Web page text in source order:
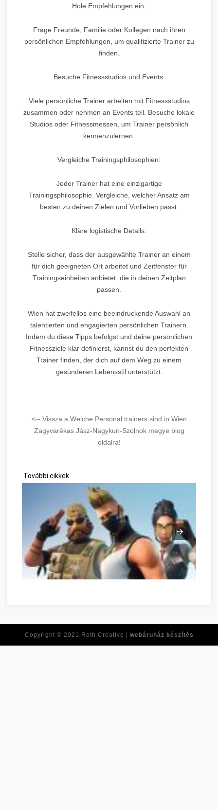
Hole Empfehlungen ein:
Frage Freunde, Familie oder Kollegen nach ihren
persönlichen Empfehlungen, um qualifizierte Trainer zu
finden.
Besuche Fitnessstudios und Events:
Viele persönliche Trainer arbeiten mit Fitnessstudios
zusammen oder nehmen an Events teil. Besuche lokale
Studios oder Fitnessmessen, um Trainer persönlich
kennenzulernen.
Vergleiche Trainingsphilosophien:
Jeder Trainer hat eine einzigartige
Trainingsphilosophie. Vergleiche, welcher Ansatz am
besten zu deinen Zielen und Vorlieben passt.
Kläre logistische Details:
Stelle sicher, dass der ausgewählte Trainer an einem
für dich geeigneten Ort arbeitet und Zeitfenster für
Trainingseinheiten anbietet, die in deinen Zeitplan
passen.
Wien hat zweifellos eine beeindruckende Auswahl an
talentierten und engagierten persönlichen Trainern.
Indem du diese Tipps befolgst und deine persönlichen
Fitnessziele klar definierst, kannst du den perfekten
Trainer finden, der dich auf dem Weg zu einem
gesünderen Lebensstil unterstützt.
<-- Vissza a Welche Personal trainers sind in Wien
Zagyvarékas Jász-Nagykun-Szolnok megye blog
oldalra!
További cikkek
Copyright © 2021 Roth Creative | webáruház készítés